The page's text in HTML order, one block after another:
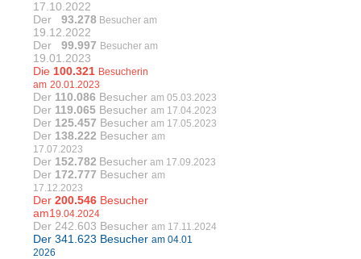
17.10.2022
Der
93.278 Besucher am
19.12.2022
Der
99.997 Besucher am
19.01.2023
Die 100.321 Besucherin
am 20.01.2023
Der 110.086 Besucher am 05.03.2023
Der 119.065 Besucher am 17.04.2023
Der 125.457 Besucher am 17.05.2023
Der 138.222 Besucher am
17.07.2023
Der 152.782 Besucher am 17.09.2023
Der 172.777 Besucher am
17.12.2023
Der 200.546 Besucher
am1 9.04.2024
Der 242.603 Besucher am 17.11.2024
Der 341.623 Besucher am 04.01
2026